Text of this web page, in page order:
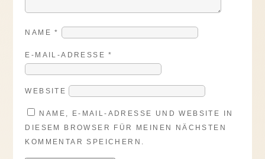
NAME*
E-MAIL-ADRESSE*
WEBSITE
NAME, E-MAIL-ADRESSE UND WEBSITE IN
DIESEM BROWSER FÜR MEINEN NÄCHSTEN
KOMMENTAR SPEICHERN.